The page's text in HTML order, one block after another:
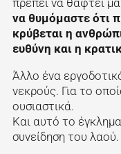
πρέπει να θαφτεί
να θυμόμαστε ότι
κρύβεται η
ευθύνη και η
Άλλο ένα
νεκρούς. Για το
ουσιαστικά.
Και αυτό το
συνείδηση του λαού.